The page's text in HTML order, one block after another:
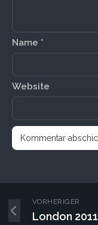
Name *
Website
VORHERIGER
London 2011